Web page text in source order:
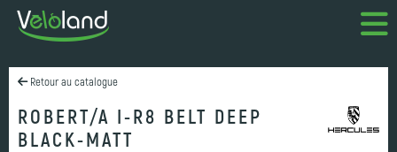
Retour au catalogue
ROBERT/A I-R8 BELT DEEP
BLACK-MATT